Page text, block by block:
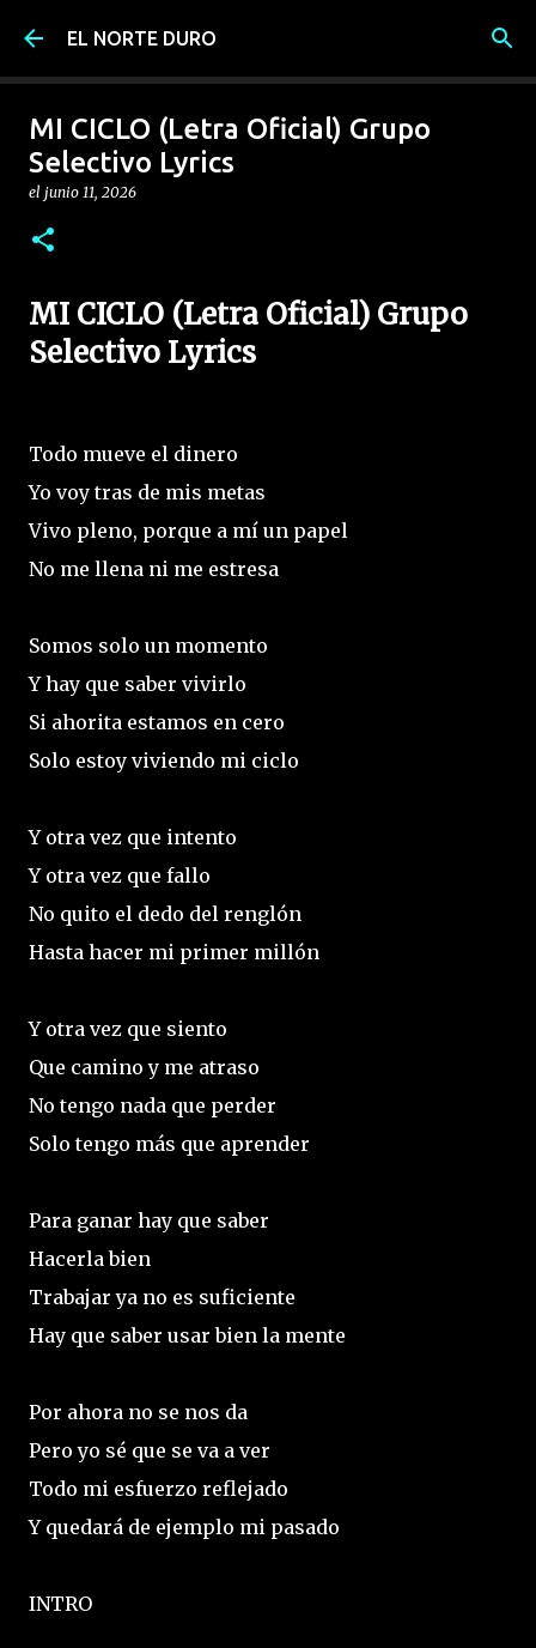
Ir al contenido principal
EL NORTE DURO
MI CICLO (Letra Oficial) Grupo
Selectivo Lyrics
el junio 11, 2026
MI CICLO (Letra Oficial) Grupo
Selectivo Lyrics
Todo mueve el dinero
Yo voy tras de mis metas
Vivo pleno, porque a mí un papel
No me llena ni me estresa
Somos solo un momento
Y hay que saber vivirlo
Si ahorita estamos en cero
Solo estoy viviendo mi ciclo
Y otra vez que intento
Y otra vez que fallo
No quito el dedo del renglón
Hasta hacer mi primer millón
Y otra vez que siento
Que camino y me atraso
No tengo nada que perder
Solo tengo más que aprender
Para ganar hay que saber
Hacerla bien
Trabajar ya no es suficiente
Hay que saber usar bien la mente
Por ahora no se nos da
Pero yo sé que se va a ver
Todo mi esfuerzo reflejado
Y quedará de ejemplo mi pasado
INTRO